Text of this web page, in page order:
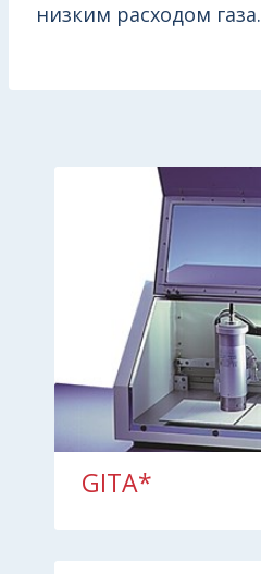
низким расходом газа.
GITA*